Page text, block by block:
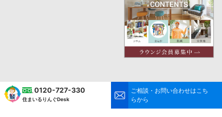
0120-727-330
住まいるりんぐDesk
ご相談・お問い合わせはこち
らから